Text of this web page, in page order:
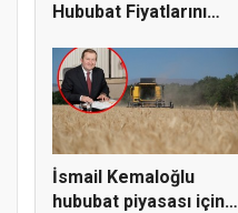
Hububat Fiyatlarını
İsmail Kemaloğlu
hububat piyasası için 4